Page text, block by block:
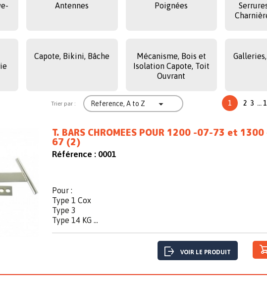
Antennes Poignées
Capote, Bikini, Bâche
Mécanisme, Bois et
Isolation Capote, Toit
Ouvrant
Trier par : Reference, A to Z  1 2 3 …
T. BARS CHROMEES POUR 1200 -07-73 et
67 (2)
Référence : 0001
Pour :
Type 1 Cox
Type 3
Type 14 KG ...
VOIR LE PRODUIT